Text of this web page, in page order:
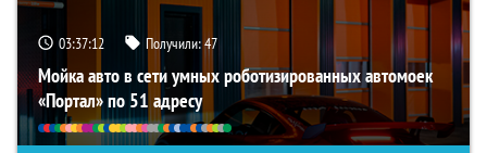
03:37:11 Получили:47
Мойка авто в сети умных роботизированных автомоек
«Портал» по 51 адресу